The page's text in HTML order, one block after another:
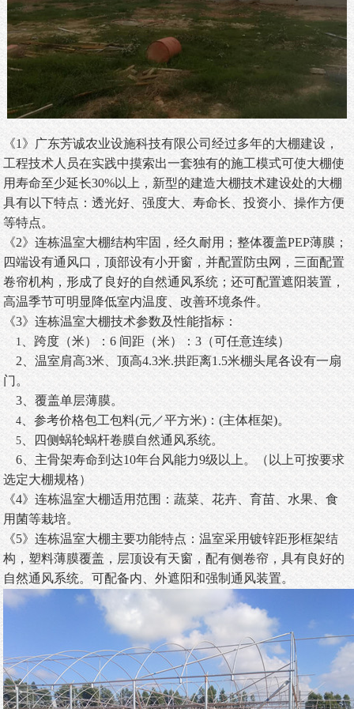
《1》广东芳诚农业设施科技有限公司经过多年的大棚建设，
工程技术人员在实践中摸索出一套独有的施工模式可使大棚使
用寿命至少延长30%以上，新型的建造大棚技术建设处的大棚
具有以下特点：透光好、强度大、寿命长、投资小、操作方便
等特点。
《2》连栋温室大棚结构牢固，经久耐用；整体覆盖PEP薄膜；
四端设有通风口，顶部设有小开窗，并配置防虫网，三面配置
卷帘机构，形成了良好的自然通风系统；还可配置遮阳装置，
高温季节可明显降低室内温度、改善环境条件。
《3》连栋温室大棚技术参数及性能指标：
1 、跨度（米）：6 间距（米）：3 （可任意连续）
2 、温室肩高3米、顶高4.3米.拱距离1.5米棚头尾各设有一扇
门。
3、覆盖单层薄膜。
4、参考价格包工包料(元／平方米) ：(主体框架)。
5 、四侧蜗轮蜗杆卷膜自然通风系统。
6 、主骨架寿命到达10年台风能力9级以上。（以上可按要求
选定大棚规格）
《4》连栋温室大棚适用范围：蔬菜、花卉、育苗、水果、食
用菌等栽培。
《5》连栋温室大棚主要功能特点：温室采用镀锌距形框架结
构，塑料薄膜覆盖，层顶设有天窗，配有侧卷帘，具有良好的
自然通风系统。可配备内、外遮阳和强制通风装置。